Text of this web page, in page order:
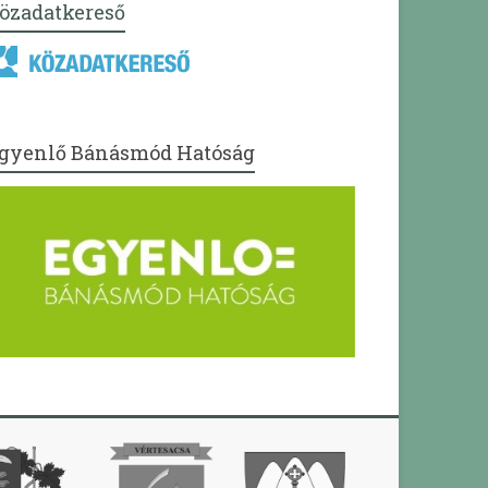
Bánásmód Hatóság